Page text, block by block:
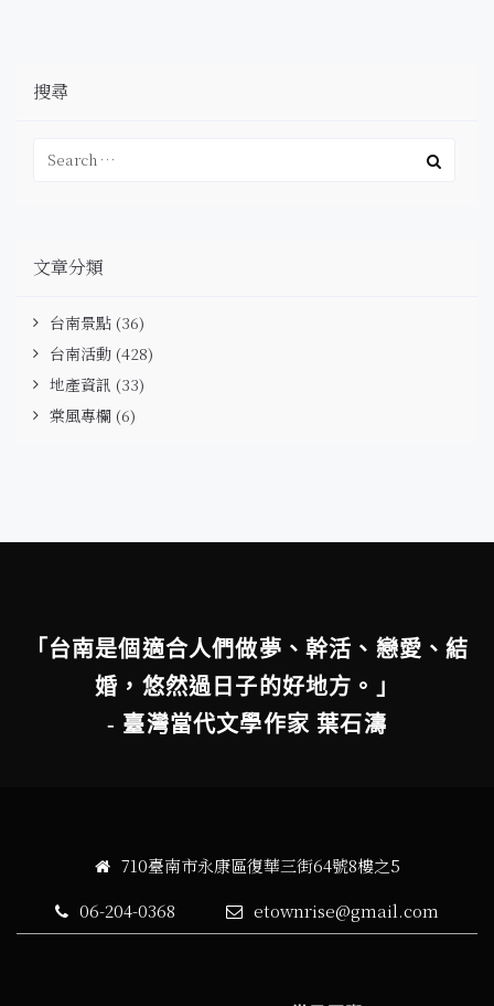
搜尋
文章分類
台南景點 (36)
台南活動 (428)
地產資訊 (33)
棠風專欄 (6)
「台南是個適合人們做夢、幹活、戀愛、結
婚，悠然過日子的好地方。」
- 臺灣當代文學作家 葉石濤
710臺南市永康區復華三街64號8樓之5
06-204-0368
etownrise@gmail.com